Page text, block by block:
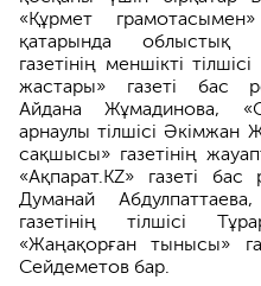
«Құрмет
қатарында облыстық
газетінің меншікті
жастары» газеті бас
Айдана Жұмадинова,
арнаулы тілшісі Әкімжан
сақшысы» газетінің
«Ақпарат.KZ» газеті
Думанай
газетінің тілшісі
«Жаңақорған тынысы»
Сейдеметов бар.